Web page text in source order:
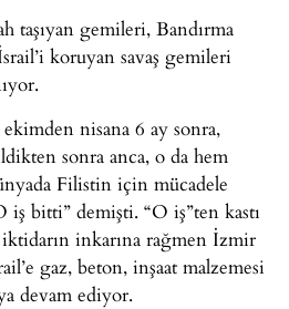
taşıyan gemileri, Bandırma
koruyan savaş gemileri
nisana 6 ay sonra,
sonra anca, o da hem
Filistin için mücadele
iş bitti” demişti. “O iş”ten kastı
inkarına rağmen İzmir
gaz, beton, inşaat malzemesi
devam ediyor.